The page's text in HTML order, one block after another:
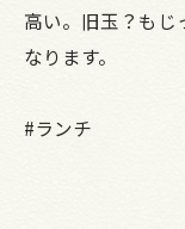
高い。旧玉？もじ
なります。
#ランチ